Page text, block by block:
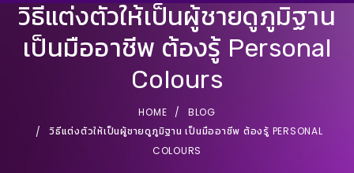
วิธีแต่งตัวให้เป็นผู้ชายดูภูมิฐาน
เป็นมืออาชีพ ต้องรู้ Personal
Colours
HOME
BLOG
วิธีแต่งตัวให้เป็นผู้ชายดูภูมิฐาน เป็นมืออาชีพ ต้องรู้ PERSONAL
COLOURS